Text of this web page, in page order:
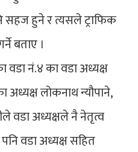
सहज हुने र त्यसले ट्राफिक
बताए ।
नं.४ का वडा अध्यक्ष
अध्यक्ष लोकनाथ न्यौपाने,
वडा अध्यक्षले नै नेतृत्व
वडा अध्यक्ष सहित